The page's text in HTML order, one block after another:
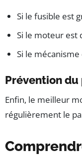
Si le fusible est
Si le moteur est
Si le
Prévention du
Enfin, le meilleur
régulièrement le